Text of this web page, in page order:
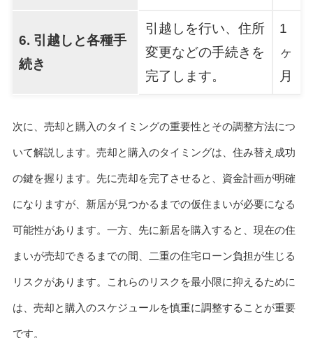
6. 引越しと各種手
続き
引越しを行い、住所
変更などの手続きを
完了します。
1
ヶ
月
次に、売却と購入のタイミングの重要性とその調整方法につ
いて解説します。売却と購入のタイミングは、住み替え成功
の鍵を握ります。先に売却を完了させると、資金計画が明確
になりますが、新居が見つかるまでの仮住まいが必要になる
可能性があります。一方、先に新居を購入すると、現在の住
まいが売却できるまでの間、二重の住宅ローン負担が生じる
リスクがあります。これらのリスクを最小限に抑えるために
は、売却と購入のスケジュールを慎重に調整することが重要
です。